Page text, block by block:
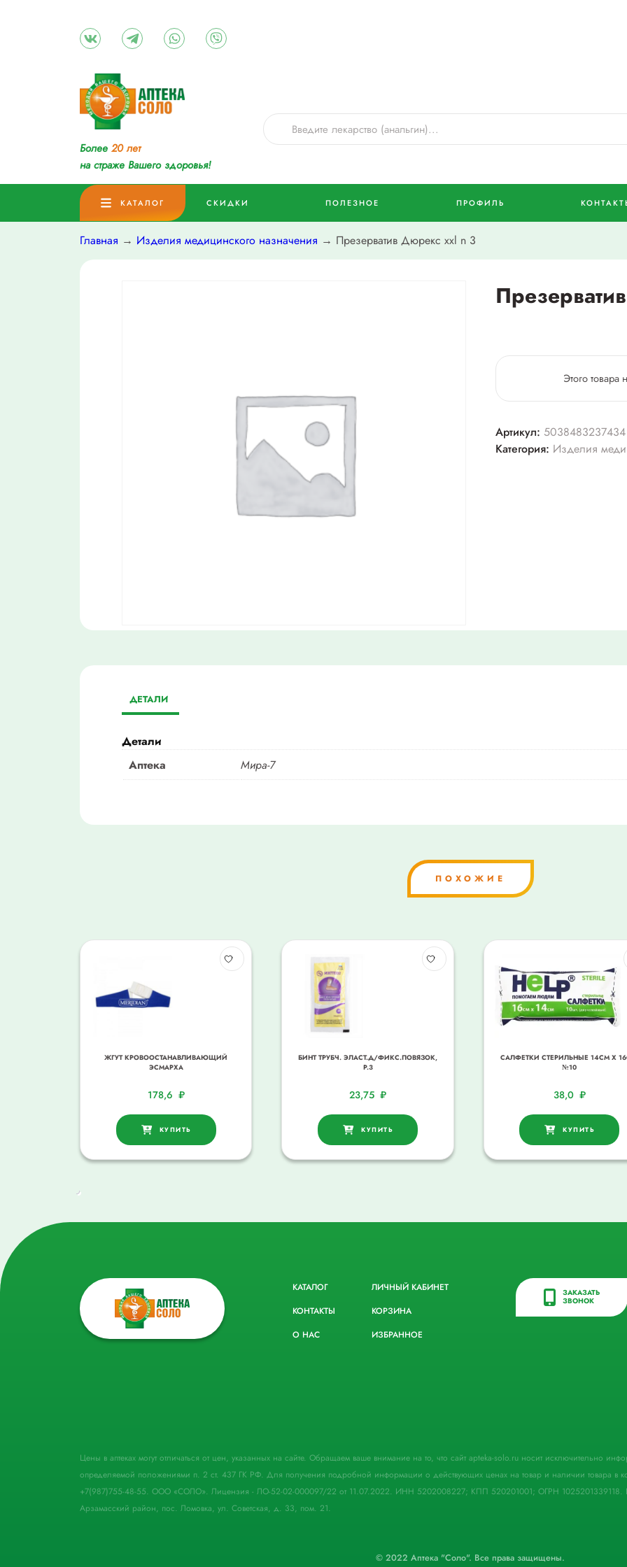
Более 20 лет
на страже Вашего здоровья!
КАТАЛОГ СКИДКИ ПОЛЕЗНОЕ ПРОФИЛЬ
Главная → Изделия медицинского назначения → Презерватив Дюрекс xxl n 3
Этого товара
Артикул: 5038483237434
Категория: Изделия
ДЕТАЛИ
Детали
Аптека
Мира-7
ПОХОЖИЕ
ЖГУТ КРОВООСТАНАВЛИВАЮЩИЙ
ЭСМАРХА
178,6 ₽
КУПИТЬ
БИНТ ТРУБЧ. ЭЛАСТ.Д/ФИКС.ПОВЯЗОК,
Р.3
23,75 ₽
КУПИТЬ
САЛФЕТКИ СТЕРИЛЬНЫЕ 14СМ Х
№10
38,0 ₽
КУПИТЬ
КАТАЛОГ
КОНТАКТЫ
О НАС
ЛИЧНЫЙ КАБИНЕТ
КОРЗИНА
ИЗБРАННОЕ
ЗАКАЗАТЬ
ЗВОНОК
Цены в аптеках могут отличаться от цен, указанных на сайте. Обращаем ваше внимание на то, что сайт apteka-solo.ru носит исключительно
определяемой положениями п. 2 ст. 437 ГК РФ. Для получения подробной информации о действующих ценах на товар и наличии товара в
+7(987)755-48-55. ООО «СОЛО». Лицензия - ЛО-52-02-000097/22 от 11.07.2022. ИНН 5202008227; КПП 520201001; ОГРН 1025201339118.
Арзамасский район, пос. Ломовка, ул. Советская, д. 33, пом. 21.
© 2022 Аптека "Соло". Все права защищены.